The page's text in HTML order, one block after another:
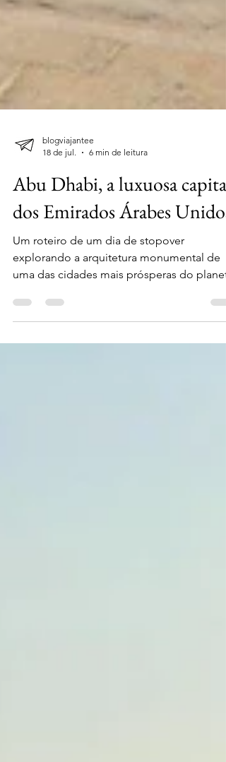
18 de jul.
6 min de leitura
Abu Dhabi, a luxuosa capital
dos Emirados Árabes Unidos
Um roteiro de um dia de stopover
uma das cidades mais prósperas do